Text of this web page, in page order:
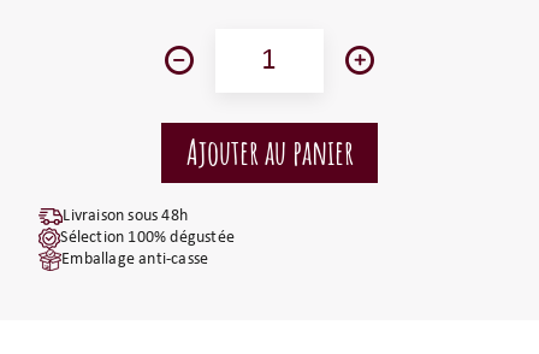
Livraison sous 48h
Sélection 100% dégustée
Emballage anti-casse